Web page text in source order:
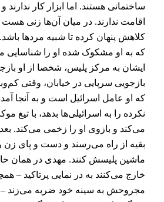
ساختمانی هستند. اما ابزار کار ندارند
اقامت ندارند. در میان آن‌ها زنی
کلاهش پنهان کرده تا شبیه مردها
که به او مشکوک شده او را شناسایی
ایشان به مرکز پلیس، شخصا از او
بازجویی سرپایی در خیابان، وقتی
که او عامل اسرائیل است و به آنجا
نکرده را به اسرائیلی‌ها بدهد، با تیغ
می‌کند و بازوی او را زخمی می‌کند.
بقیه از راه می‌رسند و دست و پای زن
ماشین پلیسش کنند. مهدی در همان
خارج می‌کنند به در نمایی پرتاکید –
مجروحش به سینه خود ضربه می‌زند